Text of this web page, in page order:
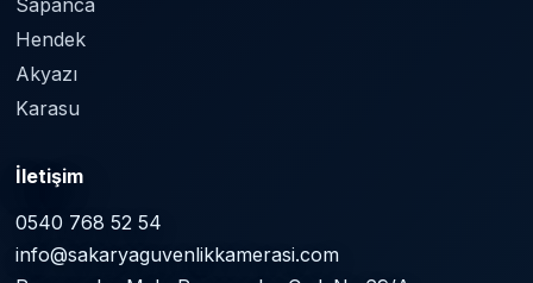
Sapanca
Hendek
Akyazı
Karasu
İletişim
0540 768 52 54
info@sakaryaguvenlikkamerasi.com